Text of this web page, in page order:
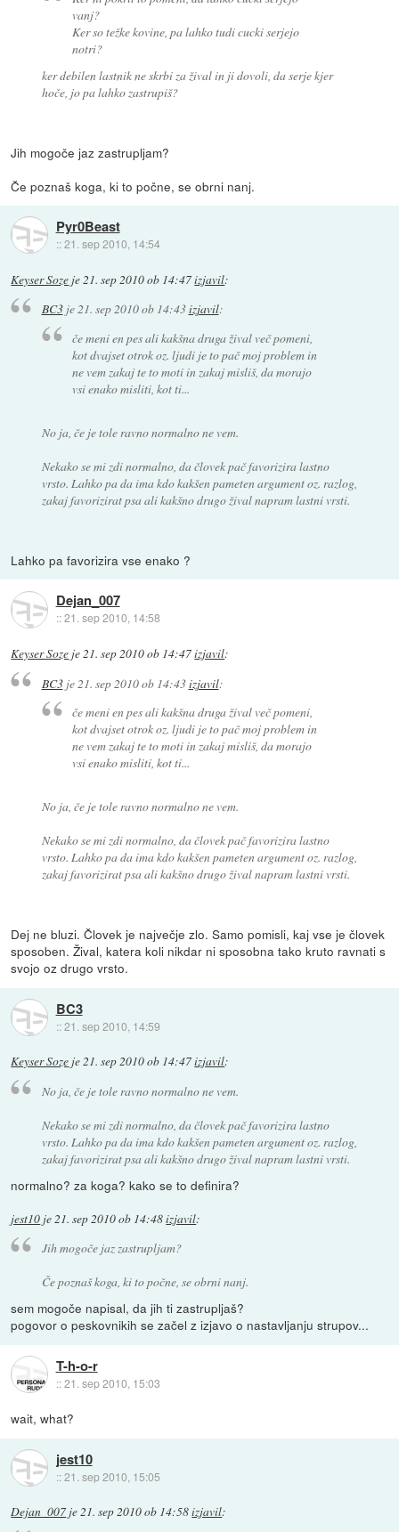
vanj?
Ker so težke kovine, pa lahko tudi cucki serjejo
notri?
ker debilen lastnik ne skrbi za žival in ji dovoli, da serje kjer
hoče, jo pa lahko zastrupiš?
Jih mogoče jaz zastrupljam?
Če poznaš koga, ki to počne, se obrni nanj.
Pyr0Beast
::21. sep 2010, 14:54
Keyser Soze je21. sep 2010 ob 14:47izjavil:
BC3je21. sep 2010 ob 14:43izjavil:
če meni en pes ali kakšna druga žival več pomeni,
kot dvajset otrok oz. ljudi je to pač moj problem in
ne vem zakaj te to moti in zakaj misliš, da morajo
vsi enako misliti, kot ti...
No ja, če je tole ravno normalno ne vem.
Nekako se mi zdi normalno, da človek pač favorizira lastno
vrsto. Lahko pa da ima kdo kakšen pameten argument oz. razlog,
zakaj favorizirat psa ali kakšno drugo žival napram lastni vrsti.
Lahko pa favorizira vse enako ?
Dejan_007
::21. sep 2010, 14:58
Keyser Soze je21. sep 2010 ob 14:47izjavil:
BC3je 21. sep 2010 ob 14:43izjavil:
če meni en pes ali kakšna druga žival več pomeni,
kot dvajset otrok oz. ljudi je to pač moj problem in
ne vem zakaj te to moti in zakaj misliš, da morajo
vsi enako misliti, kot ti...
No ja, če je tole ravno normalno ne vem.
Nekako se mi zdi normalno, da človek pač favorizira lastno
vrsto. Lahko pa da ima kdo kakšen pameten argument oz. razlog,
zakaj favorizirat psa ali kakšno drugo žival napram lastni vrsti.
Dej ne bluzi. Človek je največje zlo. Samo pomisli, kaj vse je človek
sposoben. Žival, katera koli nikdar ni sposobna tako kruto ravnati s
svojo oz drugo vrsto.
BC3
::21. sep 2010, 14:59
Keyser Soze je21. sep 2010 ob 14:47izjavil:
No ja, če je tole ravno normalno ne vem.
Nekako se mi zdi normalno, da človek pač favorizira lastno
vrsto. Lahko pa da ima kdo kakšen pameten argument oz. razlog,
zakaj favorizirat psa ali kakšno drugo žival napram lastni vrsti.
normalno? za koga? kako se to definira?
jest10 je21. sep 2010 ob 14:48izjavil:
Jih mogoče jaz zastrupljam?
Če poznaš koga, ki to počne, se obrni nanj.
sem mogoče napisal, da jih ti zastrupljaš?
pogovor o peskovnikih se začel z izjavo o nastavljanju strupov...
T-h-o-r
::21. sep 2010, 15:03
wait, what?
jest10
::21. sep 2010, 15:05
Dejan_007 je21. sep 2010 ob 14:58izjavil: